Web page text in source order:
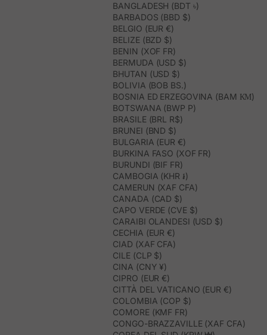
BANGLADESH (BDT ৳)
BARBADOS (BBD $)
BELGIO (EUR €)
BELIZE (BZD $)
BENIN (XOF FR)
BERMUDA (USD $)
BHUTAN (USD $)
BOLIVIA (BOB BS.)
BOSNIA ED ERZEGOVINA (BAM КМ)
BOTSWANA (BWP P)
BRASILE (BRL R$)
BRUNEI (BND $)
BULGARIA (EUR €)
BURKINA FASO (XOF FR)
BURUNDI (BIF FR)
CAMBOGIA (KHR ៛)
CAMERUN (XAF CFA)
CANADA (CAD $)
CAPO VERDE (CVE $)
CARAIBI OLANDESI (USD $)
CECHIA (EUR €)
CIAD (XAF CFA)
CILE (CLP $)
CINA (CNY ¥)
CIPRO (EUR €)
CITTÀ DEL VATICANO (EUR €)
COLOMBIA (COP $)
COMORE (KMF FR)
CONGO-BRAZZAVILLE (XAF CFA)